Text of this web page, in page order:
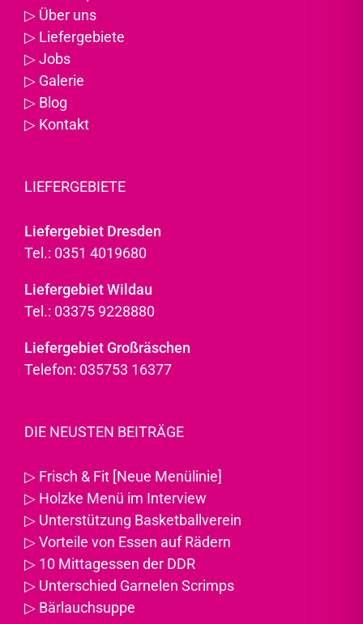
▷ Über uns
▷ Liefergebiete
▷Jobs
▷ Galerie
▷ Blog
▷ Kontakt
LIEFERGEBIETE
Liefergebiet Dresden
Tel.: 0351 4019680
Liefergebiet Wildau
Tel.: 03375 9228880
Liefergebiet Großräschen
Telefon: 035753 16377
DIE NEUSTEN BEITRÄGE
▷ Frisch & Fit [Neue Menülinie]
▷ Holzke Menü im Interview
▷ Unterstützung Basketballverein
▷Vorteile von Essen auf Rädern
▷ 10 Mittagessen der DDR
▷ Unterschied Garnelen Scrimps
▷ Bärlauchsuppe